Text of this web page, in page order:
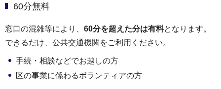
60分無料
窓口の混雑等により、 60分を超えた分は有料となります。
できるだけ、公共交通機関をご利用ください。
手続・相談などでお越しの方
区の事業に係わるボランティアの方